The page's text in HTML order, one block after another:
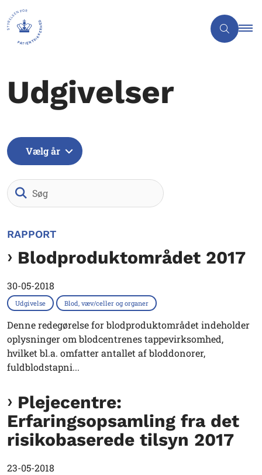
Udgivelser
Vælg år
RAPPORT
Blodproduktområdet 2017
30-05-2018
Udgivelse Blod, væv/celler og organer
Denne redegørelse for blodproduktområdet indeholder
oplysninger om blodcentrenes tappevirksomhed,
hvilket bl.a. omfatter antallet af bloddonorer,
fuldblodstapni...
Plejecentre:
Erfaringsopsamling fra det
risikobaserede tilsyn 2017
23-05-2018